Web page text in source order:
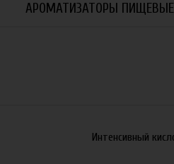
АРОМАТИЗАТОРЫ ПИЩЕВЫЕ
Интенсивный